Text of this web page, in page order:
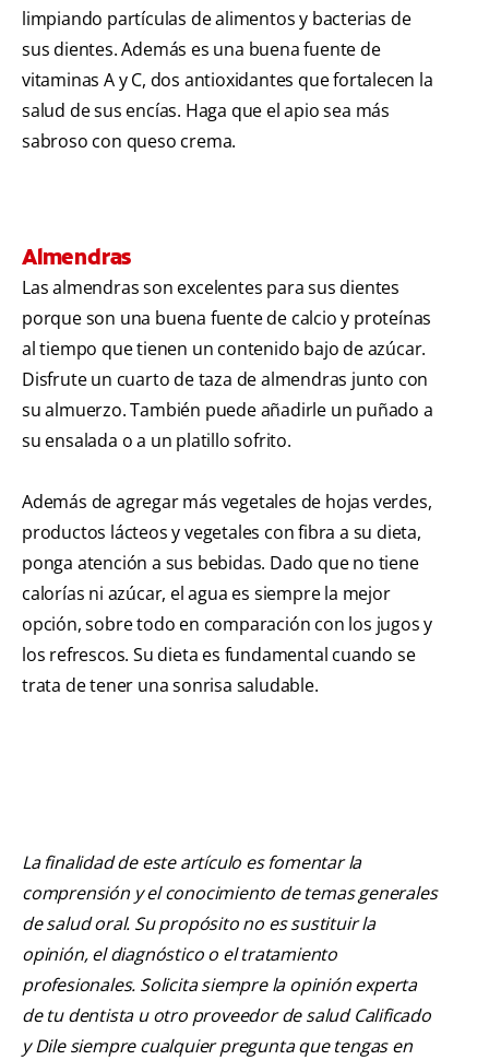
limpiando partículas de alimentos y bacterias de
sus dientes. Además es una buena fuente de
vitaminas A y C, dos antioxidantes que fortalecen la
salud de sus encías. Haga que el apio sea más
sabroso con queso crema.
Almendras
Las almendras son excelentes para sus dientes
porque son una buena fuente de calcio y proteínas
al tiempo que tienen un contenido bajo de azúcar.
Disfrute un cuarto de taza de almendras junto con
su almuerzo. También puede añadirle un puñado a
su ensalada o a un platillo sofrito.
Además de agregar más vegetales de hojas verdes,
productos lácteos y vegetales con fibra a su dieta,
ponga atención a sus bebidas. Dado que no tiene
calorías ni azúcar, el agua es siempre la mejor
opción, sobre todo en comparación con los jugos y
los refrescos. Su dieta es fundamental cuando se
trata de tener una sonrisa saludable.
La finalidad de este artículo es fomentar la
comprensión y el conocimiento de temas generales
de salud oral. Su propósito no es sustituir la
opinión, el diagnóstico o el tratamiento
profesionales. Solicita siempre la opinión experta
de tu dentista u otro proveedor de salud Calificado
y Dile siempre cualquier pregunta que tengas en